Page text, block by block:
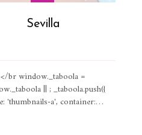
Sevilla
</br window._taboola =
|| ; _taboola.push({
'thumbnails-a', container:…